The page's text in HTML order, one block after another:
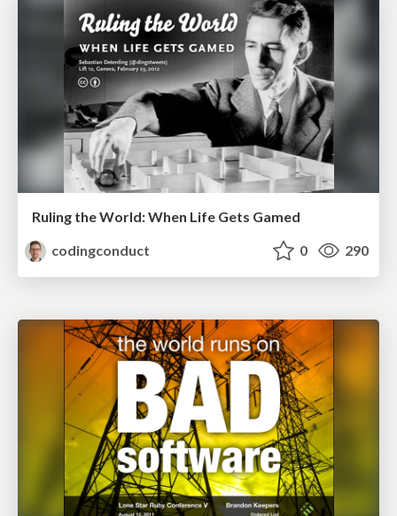
Ruling the World: When Life Gets Gamed
codingconduct
0 290